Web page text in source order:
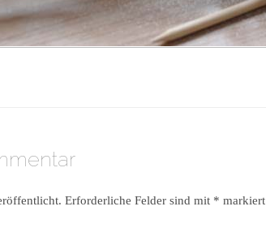
Erforderliche Felder sind mit * markiert